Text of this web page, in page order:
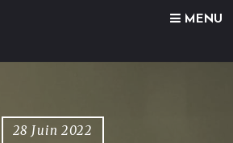
MENU
28 Juin 2022